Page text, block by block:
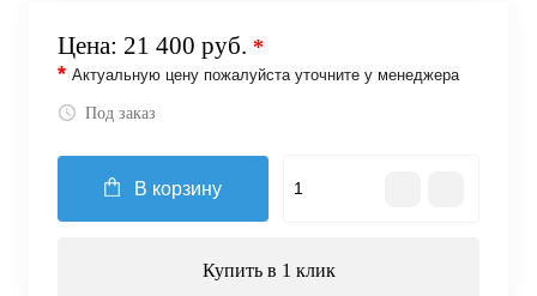
Цена: 21 400 руб. *
* Актуальную цену пожалуйста уточните у менеджера
Под заказ
В корзину
Купить в 1 клик